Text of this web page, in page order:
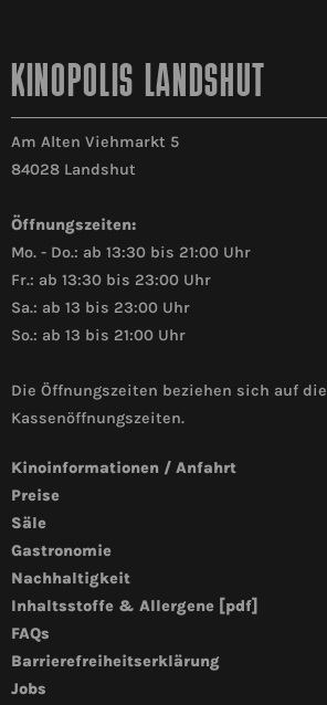
KINOPOLIS LANDSHUT
Am Alten Viehmarkt 5
84028 Landshut
Öffnungszeiten:
Mo. - Do.: ab 13:30 bis 21:00 Uhr
Fr.: ab 13:30 bis 23:00 Uhr
Sa.: ab 13 bis 23:00 Uhr
So.: ab 13 bis 21:00 Uhr
Die Öffnungszeiten beziehen sich auf die
Kassenöffnungszeiten.
Kinoinformationen / Anfahrt
Preise
Säle
Gastronomie
Nachhaltigkeit
Inhaltsstoffe & Allergene [pdf]
FAQs
Barrierefreiheitserklärung
Jobs